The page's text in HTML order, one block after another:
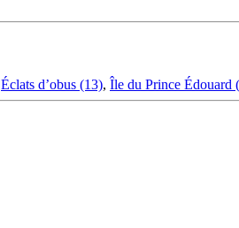
Éclats d’obus (13), Île du Prince Édouard